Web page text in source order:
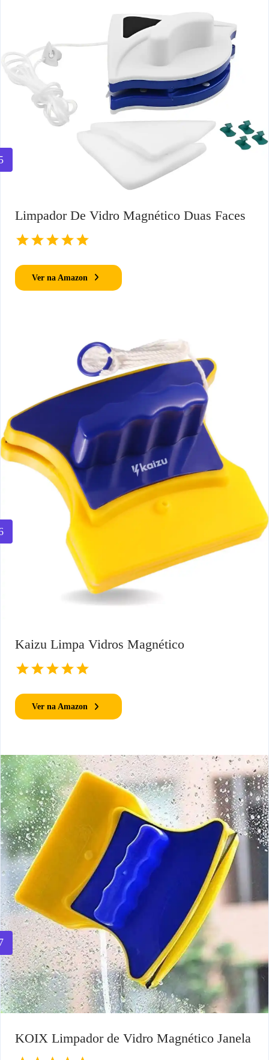
Limpador De Vidro Magnético Duas Faces
Ver na Amazon
Kaizu Limpa Vidros Magnético
Ver na Amazon
KOIX Limpador de Vidro Magnético Janela